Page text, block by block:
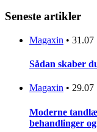
Seneste artikler
Magaxin • 31.07
Sådan skaber
Magaxin • 29.07
Moderne
behandlinger